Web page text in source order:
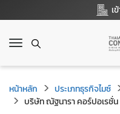
เ
T
g
g
l
e
หน้าหลัก ประเภทธุรกิจไมซ์
บริษัท ณัฐนารา คอร์ปอเรชั่